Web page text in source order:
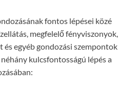
fontos lépései közé
megfelelő fényviszonyok,
és egyéb gondozási szempontok
kulcsfontosságú lépés a